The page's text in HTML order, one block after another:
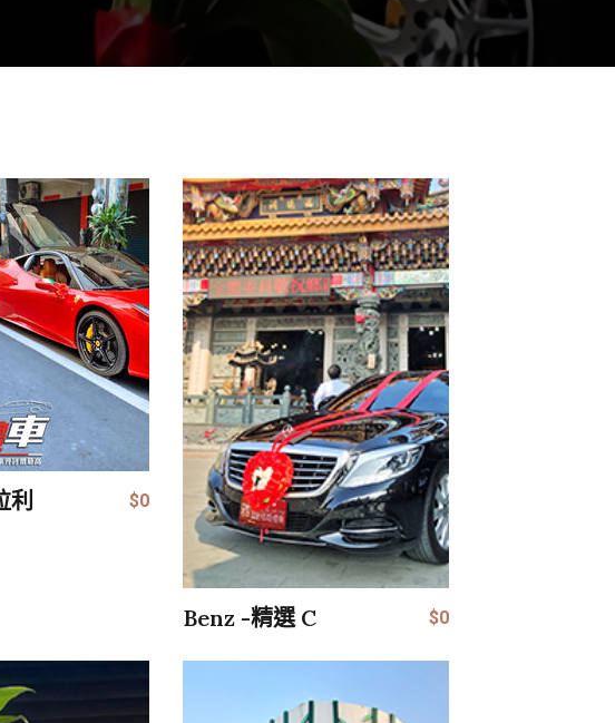
利 $0
Benz -精選 C $0